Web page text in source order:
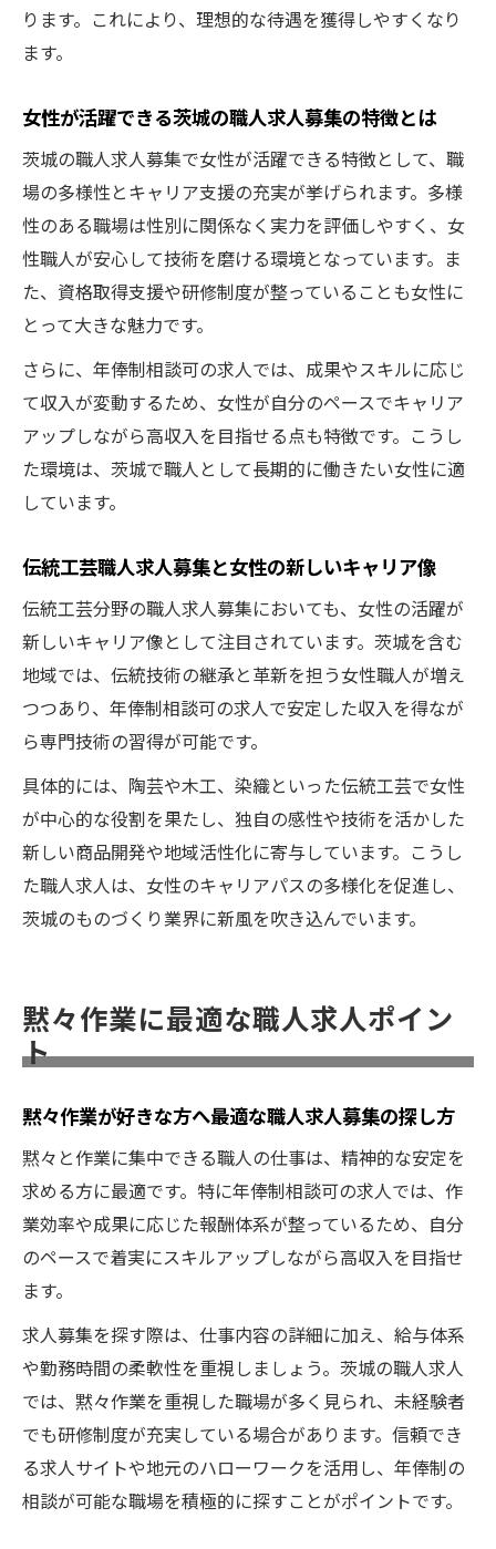
ります。これにより、理想的な待遇を獲得しやすくなり
ます。
女性が活躍できる茨城の職人求人募集の特徴とは
茨城の職人求人募集で女性が活躍できる特徴として、職
場の多様性とキャリア支援の充実が挙げられます。多様
性のある職場は性別に関係なく実力を評価しやすく、女
性職人が安心して技術を磨ける環境となっています。ま
た、資格取得支援や研修制度が整っていることも女性に
とって大きな魅力です。
さらに、年俸制相談可の求人では、成果やスキルに応じ
て収入が変動するため、女性が自分のペースでキャリア
アップしながら高収入を目指せる点も特徴です。こうし
た環境は、茨城で職人として長期的に働きたい女性に適
しています。
伝統工芸職人求人募集と女性の新しいキャリア像
伝統工芸分野の職人求人募集においても、女性の活躍が
新しいキャリア像として注目されています。茨城を含む
地域では、伝統技術の継承と革新を担う女性職人が増え
つつあり、年俸制相談可の求人で安定した収入を得なが
ら専門技術の習得が可能です。
具体的には、陶芸や木工、染織といった伝統工芸で女性
が中心的な役割を果たし、独自の感性や技術を活かした
新しい商品開発や地域活性化に寄与しています。こうし
た職人求人は、女性のキャリアパスの多様化を促進し、
茨城のものづくり業界に新風を吹き込んでいます。
黙々作業に最適な職人求人ポイン
ト
黙々作業が好きな方へ最適な職人求人募集の探し方
黙々と作業に集中できる職人の仕事は、精神的な安定を
求める方に最適です。特に年俸制相談可の求人では、作
業効率や成果に応じた報酬体系が整っているため、自分
のペースで着実にスキルアップしながら高収入を目指せ
ます。
求人募集を探す際は、仕事内容の詳細に加え、給与体系
や勤務時間の柔軟性を重視しましょう。茨城の職人求人
では、黙々作業を重視した職場が多く見られ、未経験者
でも研修制度が充実している場合があります。信頼でき
る求人サイトや地元のハローワークを活用し、年俸制の
相談が可能な職場を積極的に探すことがポイントです。